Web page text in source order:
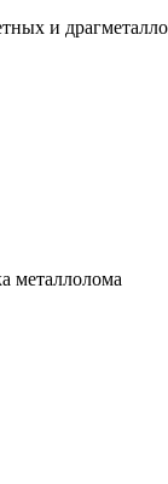
и
металлолома